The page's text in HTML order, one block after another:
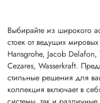
Выбирайте из широкого
стоек от ведущих
Hansgrohe, Jacob
Cezares, Wasserkraft.
стильные решения для
коллекция включает в